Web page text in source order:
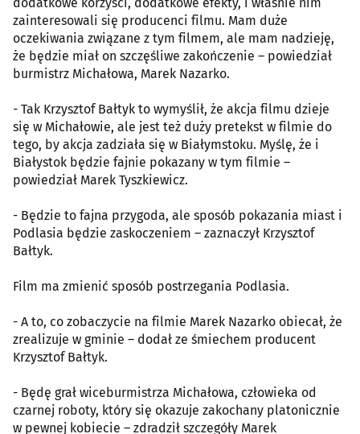
zainteresowali się producenci filmu. Mam duże
oczekiwania związane z tym filmem, ale mam nadzieję,
że będzie miał on szczęśliwe zakończenie – powiedział
burmistrz Michałowa, Marek Nazarko.
- Tak Krzysztof Bałtyk to wymyślił, że akcja filmu dzieje
się w Michałowie, ale jest też duży pretekst w filmie do
tego, by akcja zadziała się w Białymstoku. Myślę, że i
Białystok będzie fajnie pokazany w tym filmie –
powiedział Marek Tyszkiewicz.
- Będzie to fajna przygoda, ale sposób pokazania miast i
Podlasia będzie zaskoczeniem – zaznaczył Krzysztof
Bałtyk.
Film ma zmienić sposób postrzegania Podlasia.
- A to, co zobaczycie na filmie Marek Nazarko obiecał, że
zrealizuje w gminie – dodał ze śmiechem producent
Krzysztof Bałtyk.
- Będę grał wiceburmistrza Michałowa, człowieka od
czarnej roboty, który się okazuje zakochany platonicznie
w pewnej kobiecie – zdradził szczegóły Marek